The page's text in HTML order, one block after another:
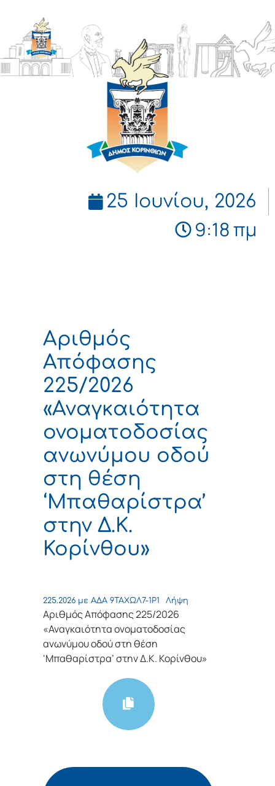
ΔΗΜΟΣ
ΚΟΡΙΝΘΙΩΝ
25 Ιουνίου, 2026
9:18 πμ
Αριθμός
Απόφασης
225/2026
«Αναγκαιότητα
ονοματοδοσίας
ανωνύμου οδού
στη θέση
‘Μπαθαρίστρα’
στην Δ.Κ.
Κορίνθου»
225.2026 με ΑΔΑ 9ΤΑΧΩΛ7-1Ρ1 Λήψη
Αριθμός Απόφασης 225/2026
«Αναγκαιότητα ονοματοδοσίας
ανωνύμου οδού στη θέση
‘Μπαθαρίστρα’ στην Δ.Κ. Κορίνθου»